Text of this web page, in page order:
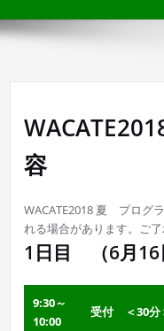
容
WACATE2018 夏 プログ
れる場合があります。ご了
1日目 （6月16
9:30～
10:00
受付 ＜30分